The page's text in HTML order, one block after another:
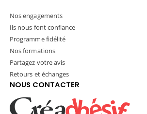
Nos engagements
Ils nous font confiance
Programme fidélité
Nos formations
Partagez votre avis
Retours et échanges
NOUS CONTACTER